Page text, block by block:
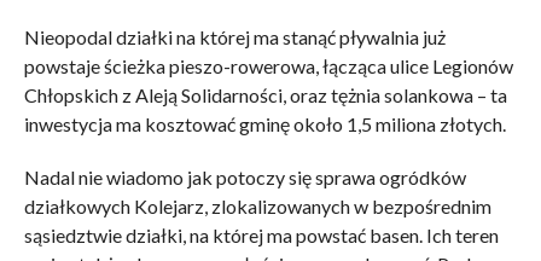
Nieopodal działki na której ma stanąć pływalnia już
powstaje ścieżka pieszo-rowerowa, łącząca ulice Legionów
Chłopskich z Aleją Solidarności, oraz tężnia solankowa – ta
inwestycja ma kosztować gminę około 1,5 miliona złotych.
Nadal nie wiadomo jak potoczy się sprawa ogródków
działkowych Kolejarz, zlokalizowanych w bezpośrednim
sąsiedztwie działki, na której ma powstać basen. Ich teren